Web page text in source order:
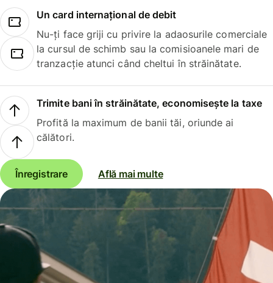
Un card internațional de debit
Nu-ți face griji cu privire la adaosurile comerciale
la cursul de schimb sau la comisioanele mari de
tranzacție atunci când cheltui în străinătate.
Trimite bani în străinătate, economisește la taxe
Profită la maximum de banii tăi, oriunde ai
călători.
Înregistrare Află mai multe